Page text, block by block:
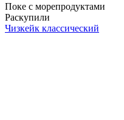
Поке с морепродуктами
Раскупили
Чизкейк классический